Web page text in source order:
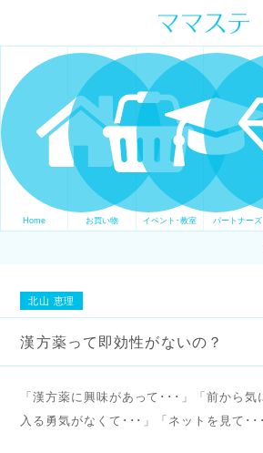
ママの才能発信しま
表現ステージ ママス
ンスを表現したいマ
ます。
Home お買い物 イベント･教室 パートナーズ
北山 恵理
漢方薬って即効性がないの？
「漢方薬に興味があって･･･」「前から
入る勇気がなくて･･･」「ネットを見て･･･